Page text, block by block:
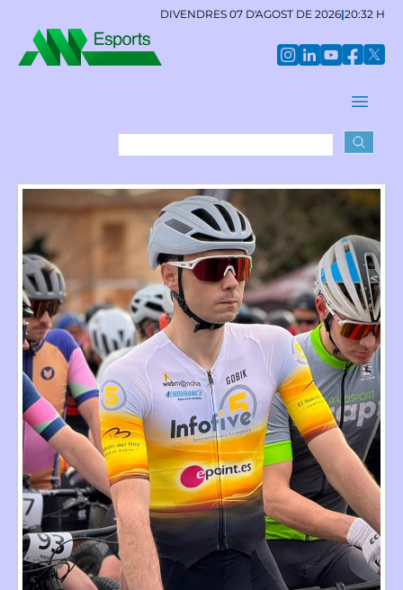
DIVENDRES 07 D'AGOST DE 2026|20:32 H